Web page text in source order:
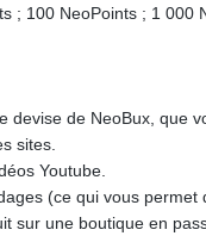
; 100 NeoPoints ; 1 000
devise de NeoBux, que
sites.
Youtube.
(ce qui vous permet
sur une boutique en